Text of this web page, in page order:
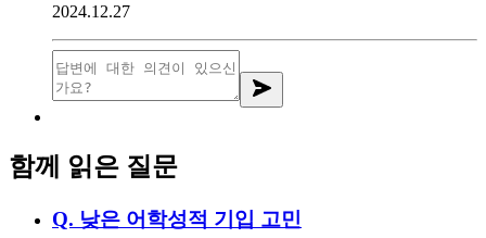
2024.12.27
함께 읽은 질문
Q. 낮은 어학성적 기입 고민